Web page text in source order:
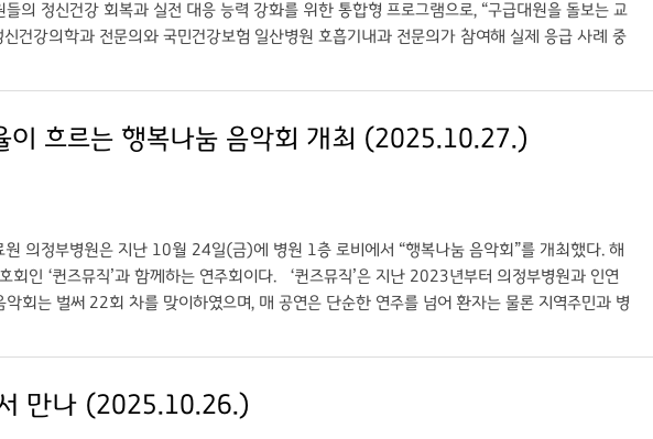
의 정신건강 회복과 실전 대응 능력 강화를 위한 통합형 프로그램으로, “구급대원을 돌보는 교
건강의학과 전문의와 국민건강보험 일산병원 호흡기내과 전문의가 참여해 실제 응급 사례 중
”이라며, “심리적 회복과 전문성 강화를 병행하는 통합교육을 지속 추진해, 더욱 신속하고 안
링크: PTSD부터 호흡기 응급까지… 의정부병원, 구급대원 통합교육 나섰다 ○ 기자:
이 흐르는 행복나눔 음악회 개최 (2025.10.27.)
의정부병원은 지난 10월 24일(금)에 병원 1층 로비에서 “행복나눔 음악회”를 개최했다. 해
인 ‘퀸즈뮤직’과 함께하는 연주회이다. ‘퀸즈뮤직’은 지난 2023년부터 의정부병원과 인연
회는 벌써 22회 차를 맞이하였으며, 매 공연은 단순한 연주를 넘어 환자는 물론 지역주민과 병
낀다.”며 ”의정부병원이 치료의 공간에서 더 나아가 지역주민과 소통하는 따뜻한 공간이 될 수
, 우쿨렐레 선율이 흐르는 행복나눔 음악회 개최 ○ 기자: 국제뉴스 이운안 기자
만나 (2025.10.26.)